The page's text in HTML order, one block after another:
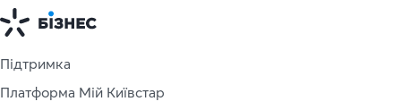
Підтримка
Платформа Мій Київстар